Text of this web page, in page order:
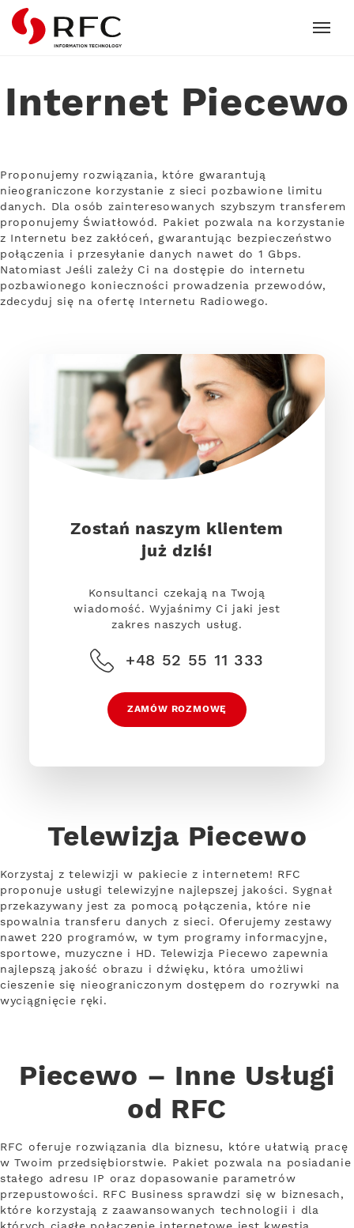
RFC
Internet Piecewo
Proponujemy rozwiązania, które gwarantują
nieograniczone korzystanie z sieci pozbawione limitu
danych. Dla osób zainteresowanych szybszym transferem
proponujemy Światłowód. Pakiet pozwala na korzystanie
z Internetu bez zakłóceń, gwarantując bezpieczeństwo
połączenia i przesyłanie danych nawet do 1 Gbps.
Natomiast Jeśli zależy Ci na dostępie do internetu
pozbawionego konieczności prowadzenia przewodów,
zdecyduj się na ofertę Internetu Radiowego.
Zostań naszym klientem
już dziś!
Konsultanci czekają na Twoją
wiadomość. Wyjaśnimy Ci jaki jest
zakres naszych usług.
+48 52 55 11 333
ZAMÓW ROZMOWĘ
Telewizja Piecewo
Korzystaj z telewizji w pakiecie z internetem! RFC
proponuje usługi telewizyjne najlepszej jakości. Sygnał
przekazywany jest za pomocą połączenia, które nie
spowalnia transferu danych z sieci. Oferujemy zestawy
nawet 220 programów, w tym programy informacyjne,
sportowe, muzyczne i HD. Telewizja Piecewo zapewnia
najlepszą jakość obrazu i dźwięku, która umożliwi
cieszenie się nieograniczonym dostępem do rozrywki na
wyciągnięcie ręki.
Piecewo – Inne Usługi
od RFC
RFC oferuje rozwiązania dla biznesu, które ułatwią pracę
w Twoim przedsiębiorstwie. Pakiet pozwala na posiadanie
stałego adresu IP oraz dopasowanie parametrów
przepustowości. RFC Business sprawdzi się w biznesach,
które korzystają z zaawansowanych technologii i dla